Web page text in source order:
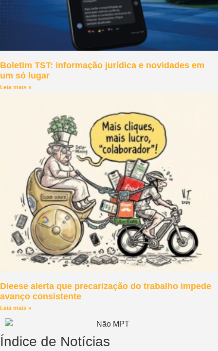
Boletim TST: informação jurídica e novidades em
um só lugar
Leia mais »
Dieese alerta que precarização do trabalho impede
avanço consistente
Leia mais »
Índice de Notícias